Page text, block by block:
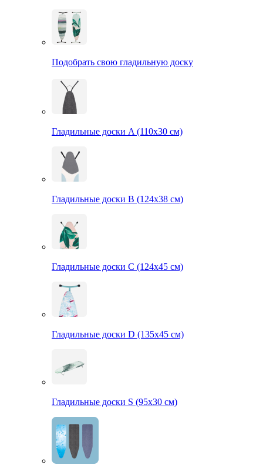
Подобрать свою гладильную доску
Гладильные доски A (110х30 см)
Гладильные доски B (124х38 см)
Гладильные доски С (124х45 см)
Гладильные доски D (135х45 см)
Гладильные доски S (95х30 см)